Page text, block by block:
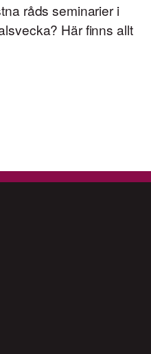
råds seminarier i
Här finns allt